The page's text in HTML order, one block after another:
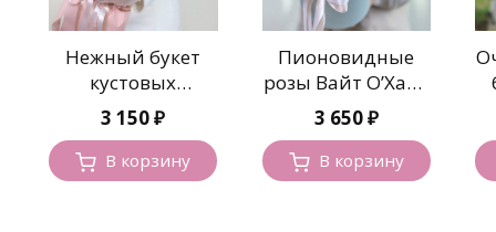
Нежный букет
кустовых
пионовидных
роз
3 150₽
В корзину
Пионовидные
розы Вайт О’Хара
в шляпной
коробке
3 650₽
В корзину